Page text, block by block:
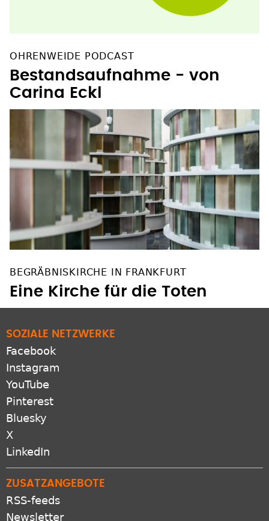
OHRENWEIDE PODCAST
Bestandsaufnahme - von
Carina Eckl
BEGRÄBNISKIRCHE IN FRANKFURT
Eine Kirche für die Toten
SOZIALE NETZWERKE
Facebook
Instagram
YouTube
Pinterest
Bluesky
X
LinkedIn
ZUSATZANGEBOTE
RSS-feeds
Newsletter